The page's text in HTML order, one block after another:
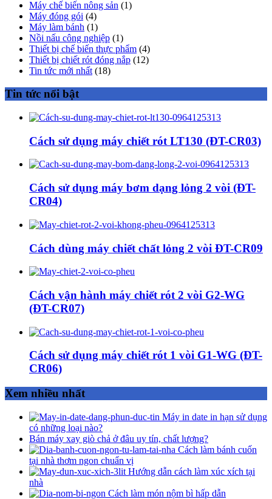
Máy chế biến nông sản (1)
Máy đóng gói (4)
Máy làm bánh (1)
Nồi nấu công nghiệp (1)
Thiết bị chế biến thực phẩm (4)
Thiết bị chiết rót đóng nắp (12)
Tin tức mới nhất (18)
Tin tức nổi bật
Cách sử dụng máy chiết rót LT130 (ĐT-CR03)
Cách sử dụng máy bơm dạng lỏng 2 vòi (ĐT-
CR04)
Cách dùng máy chiết chất lỏng 2 vòi ĐT-CR09
Cách vận hành máy chiết rót 2 vòi G2-WG
(ĐT-CR07)
Cách sử dụng máy chiết rót 1 vòi G1-WG (ĐT-
CR06)
Xem nhiều nhất
Máy in date in hạn sử dụng
có những loại nào?
Bán máy xay giò chả ở đâu uy tín, chất lượng?
Cách làm bánh cuốn
tại nhà thơm ngon chuẩn vị
Hướng dẫn cách làm xúc xích tại
nhà
Cách làm món nộm bì hấp dẫn